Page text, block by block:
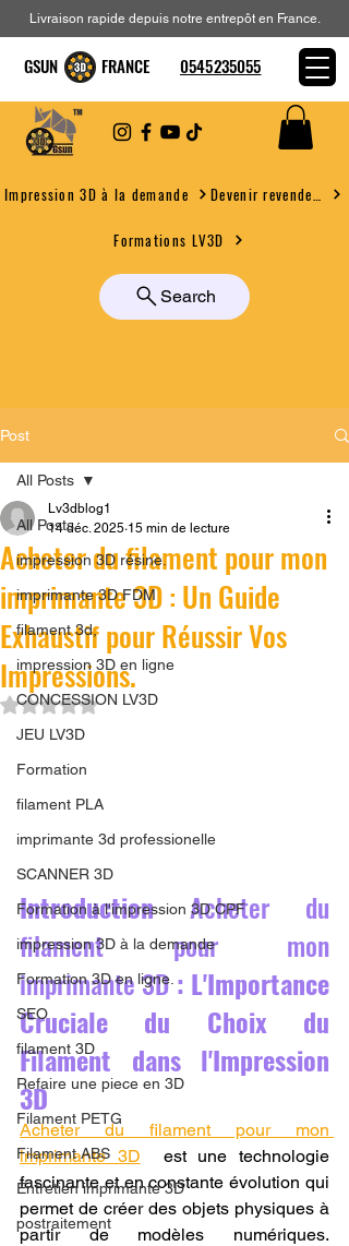
Impression 3D à la demande
Formations LV3D
Search
Livraison rapide depuis notre entrepôt en France.
GSUN FRANCE 0545235055
Post
All Posts
impression 3D résine.
imprimante 3D FDM
filament 3d,
impression 3D en ligne
CONCESSION LV3D
JEU LV3D
Formation
filament PLA
imprimante 3d professionelle
SCANNER 3D
Formation à l'impression 3D CPF
impression 3D à la demande
Formation 3D en ligne.
SEO
filament 3D
Refaire une piece en 3D
Filament PETG
Filament ABS
Entretien imprimante 3D
postraitement
All Posts
Acheter du filament pour mon
imprimante 3D : Un Guide
Exhaustif pour Réussir Vos
Impressions.
Lv3dblog1
14 déc. 2025 15 min de lecture
Noté NaN étoiles sur 5.
Introduction Acheter du
filament pour mon
imprimante 3D : L'Importance
Cruciale du Choix du
Filament dans l'Impression
3D
Acheter du filament pour mon
imprimante 3D est une technologie
fascinante et en constante évolution qui
permet de créer des objets physiques à
partir de modèles numériques.